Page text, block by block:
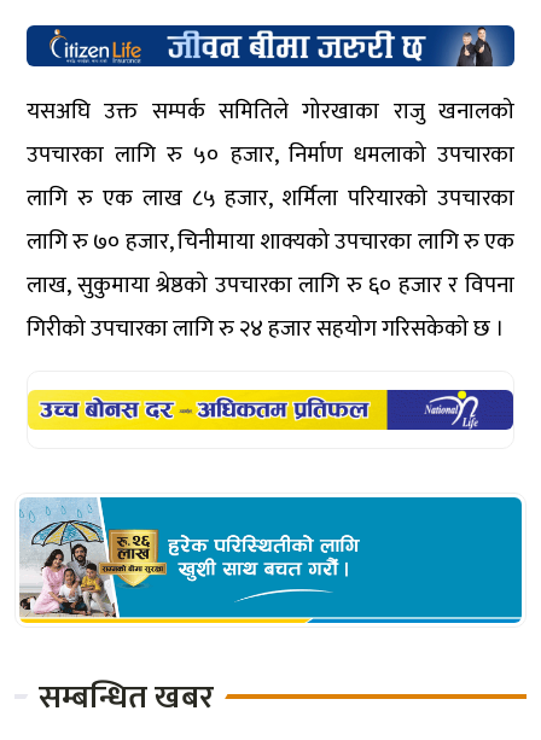
यसअघि उक्त सम्पर्क समितिले गोरखाका राजु खनालको
उपचारका लागि रु ५० हजार, निर्माण धमलाको उपचारका
लागि रु एक लाख ८५ हजार, शर्मिला परियारको उपचारका
लागि रु ७० हजार, चिनीमाया शाक्यको उपचारका लागि रु एक
लाख, सुकुमाया श्रेष्ठको उपचारका लागि रु ६० हजार र विपना
गिरीको उपचारका लागि रु २४ हजार सहयोग गरिसकेको छ ।
सम्बन्धित खबर